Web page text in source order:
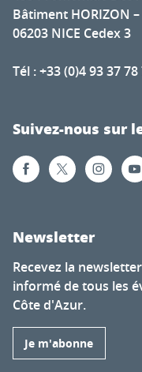
Bâtiment HORIZON –
06203 NICE Cedex 3
Tél : +33 (0)4 93 37 78
Suivez-nous sur
Newsletter
Recevez la
informé de tous les
Côte d'Azur.
Je m'abonne